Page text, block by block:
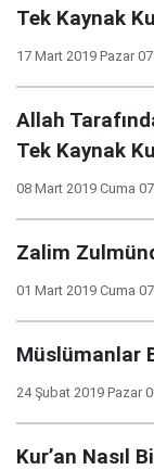
Tek Kaynak
17 Mart 2019 Pazar
Allah
Tek Kaynak
08 Mart 2019 Cuma
Zalim
01 Mart 2019 Cuma
Müslümanlar
24 Şubat 2019 Pazar
Kur’an Nasıl